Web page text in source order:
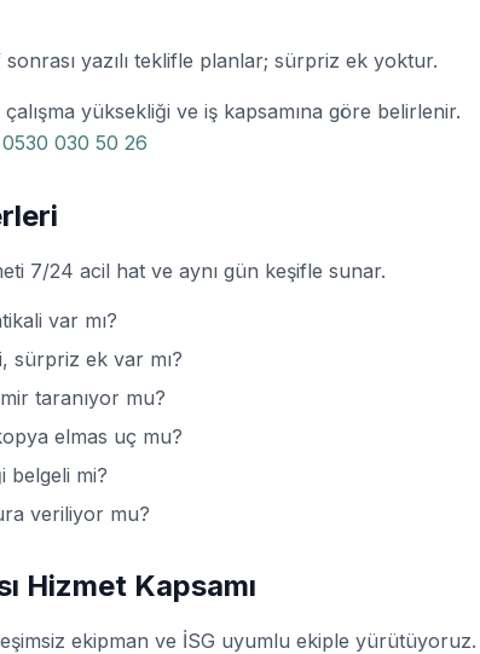
yazılı teklifle planlar; sürpriz ek yoktur.
yüksekliği ve iş kapsamına göre belirlenir.
0530 030 50 26
7/24 acil hat ve aynı gün keşifle sunar.
var mı?
sürpriz ek var mı?
taranıyor mu?
elmas uç mu?
belgeli mi?
veriliyor mu?
Hizmet Kapsamı
ekipman ve İSG uyumlu ekiple yürütüyoruz.